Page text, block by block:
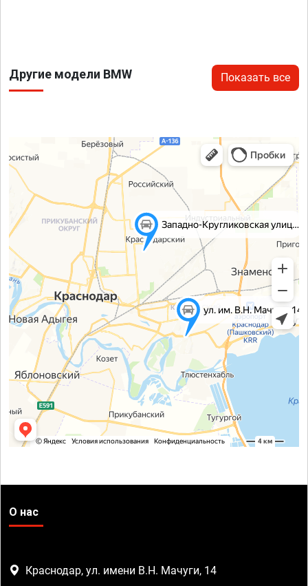
Другие модели BMW Показать все
О нас
Краснодар, ул. имени В.Н. Мачуги, 14